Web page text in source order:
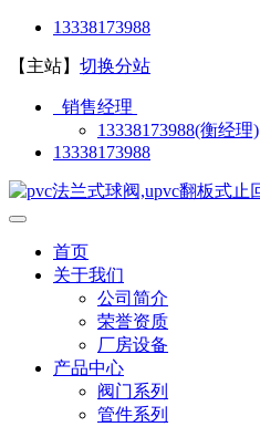
13338173988
【主站】 切换分站
销售经理
13338173988(衡经理)
13338173988
首页
关于我们
公司简介
荣誉资质
厂房设备
产品中心
阀门系列
管件系列